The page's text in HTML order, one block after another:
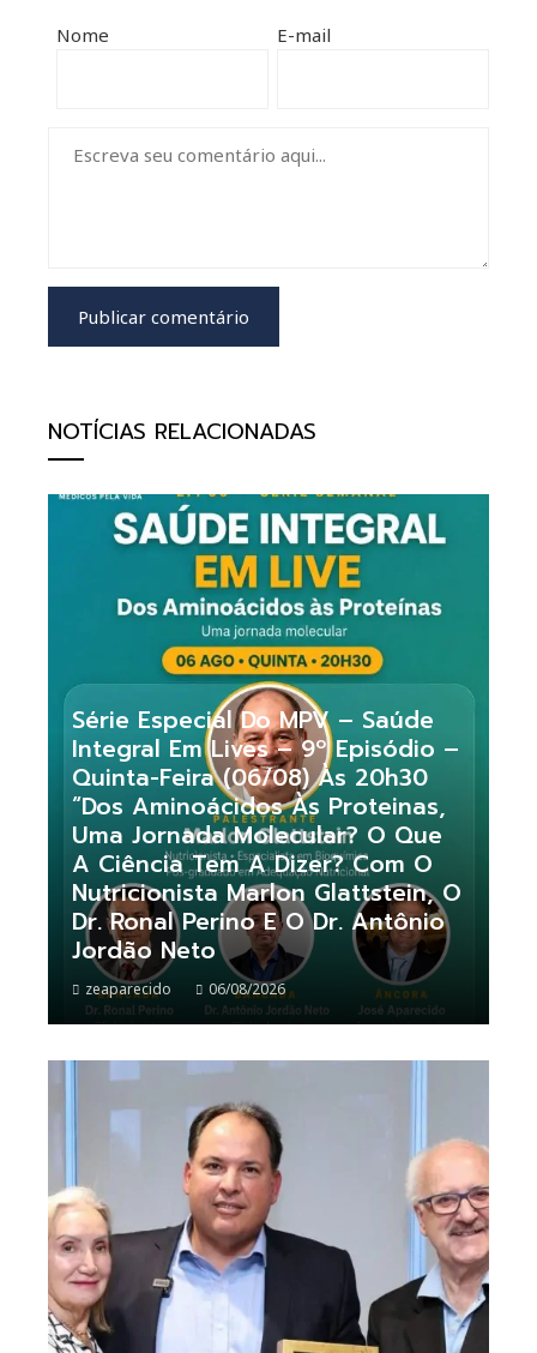
Nome E-mail
NOTÍCIAS RELACIONADAS
Série Especial Do MPV – Saúde
Integral Em Lives – 9º Episódio –
Quinta-Feira (06/08) Às 20h30
“Dos Aminoácidos Às Proteinas,
Uma Jornada Molecular? O Que
A Ciência Tem A Dizer? Com O
Nutricionista Marlon Glattstein, O
Dr. Ronal Perino E O Dr. Antônio
Jordão Neto
zeaparecido 06/08/2026